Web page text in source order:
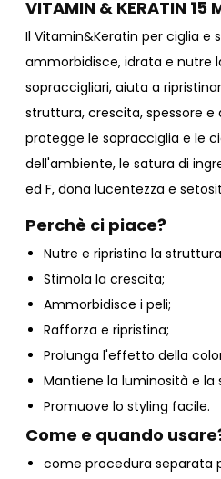
VITAMIN & KERATIN 15
Il Vitamin&Keratin per ciglia e
ammorbidisce, idrata e nutre
sopraccigliari, aiuta a
struttura, crescita, spessore e
protegge le sopracciglia e le
dell'ambiente, le satura di
ed F, dona lucentezza e
Perchè ci piace?
Nutre e ripristina la
Stimola la crescita;
Ammorbidisce i peli;
Rafforza e ripristina;
Prolunga l'effetto della
Mantiene la luminosità e la
Promuove lo styling facile.
Come e quando
come procedura separata